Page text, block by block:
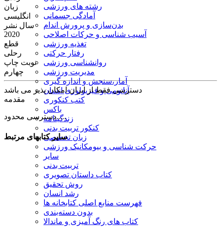
رشته های ورزشی
آمادگی جسمانی
بدن‌سازی و پرورش اندام
آسیب شناسی و حرکات اصلاحی
تغذیه ورزشی
رفتار حرکتی
روانشناسی ورزشی
مدیریت ورزشی
آمار،سنجش و اندازه گیری
آناتومی و فیزیولوژی انسان
کتب کنکوری
باکس
زندگینامه
کنکور تربیت بدنی
زبان تخصصی
حرکت شناسی و بیومکانیک ورزشی
سایر
تربیت بدنی
کتاب داستان تصویری
روش تحقیق
رشد انسان
فهرست منابع اصلی کتابخانه ها
بدون دسته‌بندی
کتاب های رنگ آمیزی و ماندالا
زبان
انگلیسی
سال نشر
2020
قطع
رحلی
نوبت چاپ
چهارم
دسترسی فقط از ایران امکان پذیر می باشد
مقدمه
دسترسی محدود.....
سایر کتابهای مرتبط